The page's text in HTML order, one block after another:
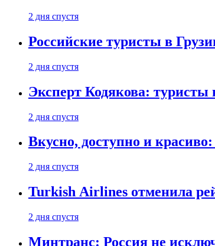
2 дня спустя
Российские туристы в
2 дня спустя
Эксперт Кодякова:
2 дня спустя
Вкусно, доступно и
2 дня спустя
Turkish Airlines отменила
2 дня спустя
Минтранс: Россия не